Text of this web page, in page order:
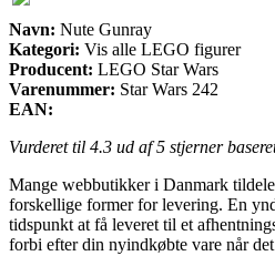
Navn: Nute Gunray
Kategori: Vis alle LEGO figurer
Producent: LEGO Star Wars
Varenummer: Star Wars 242
EAN:
Vurderet til 4.3 ud af 5 stjerner
Mange webbutikker i Danmark
forskellige former for levering. En
tidspunkt at få leveret til et
forbi efter din nyindkøbte vare når